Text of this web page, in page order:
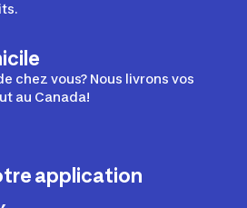
chez vous? Nous livrons vos
au Canada!
application